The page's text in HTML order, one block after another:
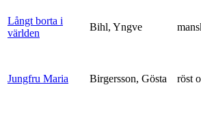
Långt borta i
världen
Bihl, Yngve
Jungfru Maria Birgersson, Gösta röst